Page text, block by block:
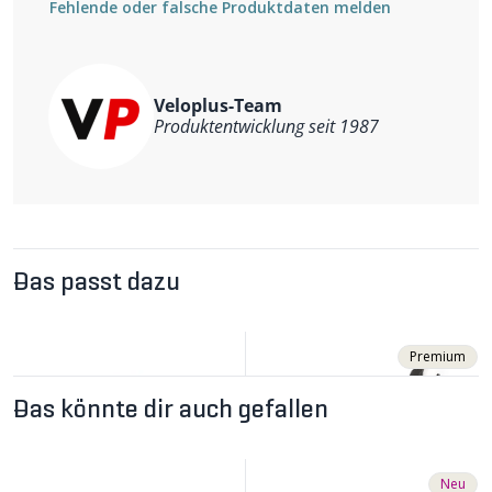
Fehlende oder falsche Produktdaten melden
Veloplus-Team
Produktentwicklung seit 1987
Das passt dazu
Premium
Das könnte dir auch gefallen
Neu